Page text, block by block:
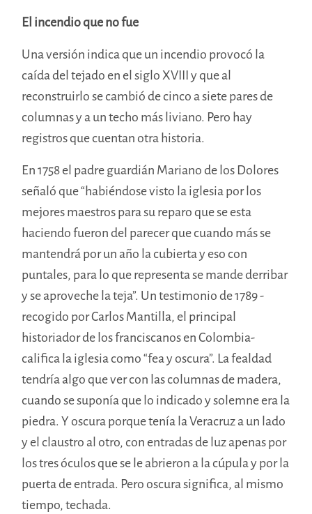
El incendio que no fue
Una versión indica que un incendio provocó la
caída del tejado en el siglo XVIII y que al
reconstruirlo se cambió de cinco a siete pares de
columnas y a un techo más liviano. Pero hay
registros que cuentan otra historia.
En 1758 el padre guardián Mariano de los Dolores
señaló que “habiéndose visto la iglesia por los
mejores maestros para su reparo que se esta
haciendo fueron del parecer que cuando más se
mantendrá por un año la cubierta y eso con
puntales, para lo que representa se mande derribar
y se aproveche la teja”. Un testimonio de 1789 -
recogido por Carlos Mantilla, el principal
historiador de los franciscanos en Colombia-
califica la iglesia como “fea y oscura”. La fealdad
tendría algo que ver con las columnas de madera,
cuando se suponía que lo indicado y solemne era la
piedra. Y oscura porque tenía la Veracruz a un lado
y el claustro al otro, con entradas de luz apenas por
los tres óculos que se le abrieron a la cúpula y por la
puerta de entrada. Pero oscura significa, al mismo
tiempo, techada.